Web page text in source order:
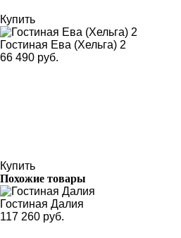
Купить
Гостиная Ева (Хельга) 2
66 490 руб.
Купить
Похожие товары
Гостиная Далия
117 260 руб.